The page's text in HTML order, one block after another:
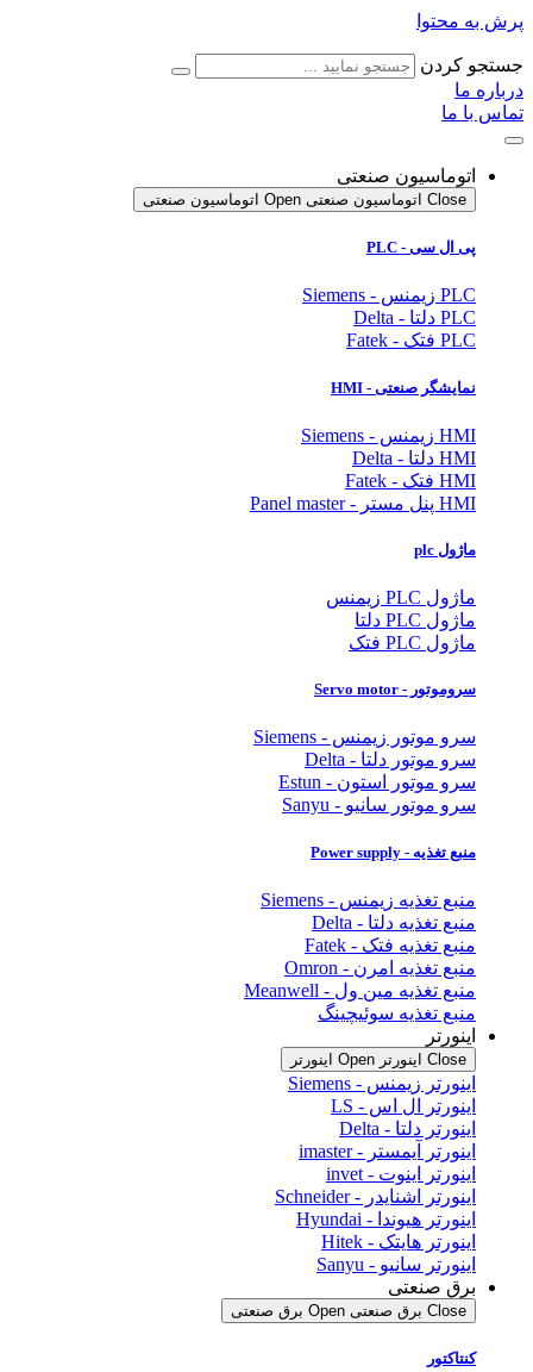
پرش به محتوا
جستجو کردن
درباره ما
تماس با ما
اتوماسیون صنعتی
Close اتوماسیون صنعتی Open اتوماسیون صنعتی
پی ال سی - PLC
PLC زیمنس - Siemens
PLC دلتا - Delta
PLC فتک - Fatek
نمایشگر صنعتی - HMI
HMI زیمنس - Siemens
HMI دلتا - Delta
HMI فتک - Fatek
HMI پنل مستر - Panel master
ماژول plc
ماژول PLC زیمنس
ماژول PLC دلتا
ماژول PLC فتک
سروموتور - Servo motor
سرو موتور زیمنس - Siemens
سرو موتور دلتا - Delta
سرو موتور استون - Estun
سرو موتور سانیو - Sanyu
منبع تغذیه - Power supply
منبع تغذیه زیمنس - Siemens
منبع تغذیه دلتا - Delta
منبع تغذیه فتک - Fatek
منبع تغذیه امرن - Omron
منبع تغذیه مین ول - Meanwell
منبع تغذیه سوئیچینگ
اینورتر
Close اینورتر Open اینورتر
اینورتر زیمنس - Siemens
اینورتر ال اس - LS
اینورتر دلتا - Delta
اینورتر آیمستر - imaster
اینورتر اینوت - invet
اینورتر اشنایدر - Schneider
اینورتر هیوندا - Hyundai
اینورتر هایتک - Hitek
اینورتر سانیو - Sanyu
برق صنعتی
Close برق صنعتی Open برق صنعتی
کنتاکتور